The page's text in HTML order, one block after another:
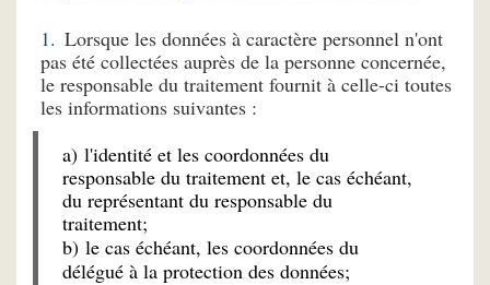
Lorsque les données à caractère personnel n'ont
pas été collectées auprès de la personne concernée,
le responsable du traitement fournit à celle-ci toutes
les informations suivantes :
a) l'identité et les coordonnées du
responsable du traitement et, le cas échéant,
du représentant du responsable du
traitement;
b) le cas échéant, les coordonnées du
délégué à la protection des données;